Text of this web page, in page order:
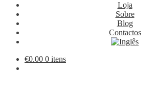
Loja
Sobre
Blog
Contactos
€0.00 0 itens